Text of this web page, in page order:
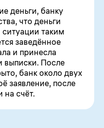
деньги, банку
что деньги
таким
заведённое
и принесла
выписки. После
банк около двух
заявление, после
на счёт.